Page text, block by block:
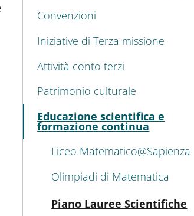
Convenzioni
Iniziative di Terza missione
Attività conto terzi
Patrimonio culturale
Educazione scientifica e
formazione continua
Attivo
Liceo Matematico@Sapienza
Olimpiadi di Matematica
Piano Lauree Scientifiche
Attivo